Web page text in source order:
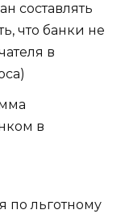
составлять
что банки не
в
в
по льготному